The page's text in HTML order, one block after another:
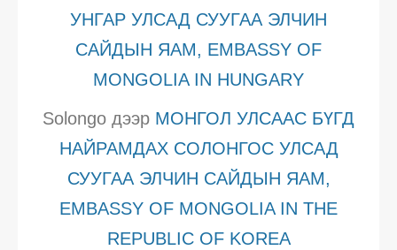
УНГАР УЛСАД СУУГАА ЭЛЧИН
САЙДЫН ЯАМ, EMBASSY OF
MONGOLIA IN HUNGARY
Solongo дээр МОНГОЛ УЛСААС БҮГД
НАЙРАМДАХ СОЛОНГОС УЛСАД
СУУГАА ЭЛЧИН САЙДЫН ЯАМ,
EMBASSY OF MONGOLIA IN THE
REPUBLIC OF KOREA